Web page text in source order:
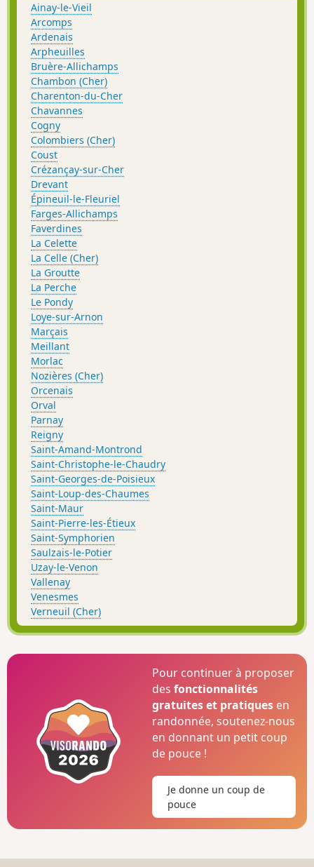
Ainay-le-Vieil
Arcomps
Ardenais
Arpheuilles
Bruère-Allichamps
Chambon (Cher)
Charenton-du-Cher
Chavannes
Cogny
Colombiers (Cher)
Coust
Crézançay-sur-Cher
Drevant
Épineuil-le-Fleuriel
Farges-Allichamps
Faverdines
La Celette
La Celle (Cher)
La Groutte
La Perche
Le Pondy
Loye-sur-Arnon
Marçais
Meillant
Morlac
Nozières (Cher)
Orcenais
Orval
Parnay
Reigny
Saint-Amand-Montrond
Saint-Christophe-le-Chaudry
Saint-Georges-de-Poisieux
Saint-Loup-des-Chaumes
Saint-Maur
Saint-Pierre-les-Étieux
Saint-Symphorien
Saulzais-le-Potier
Uzay-le-Venon
Vallenay
Venesmes
Verneuil (Cher)
Pour continuer à proposer
desfonctionnalités
gratuites et pratiques en
randonnée, soutenez-nous
en donnant un petit coup
de pouce !
Je donne un coup de
pouce